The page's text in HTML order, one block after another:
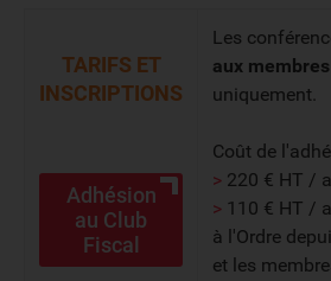
TARIFS ET
INSCRIPTIONS
Adhésion
au Club
Fiscal
Les
aux
uniquement.
Coût de
> 220 € HT /
> 110 € HT /
à l'Ordre
et les